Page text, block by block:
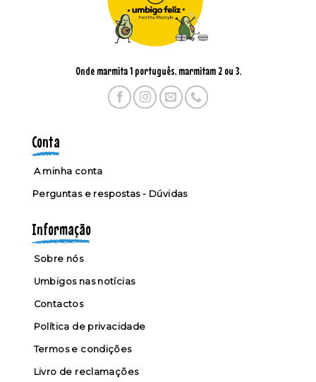
Onde marmita 1 português, marmitam 2 ou 3.
Conta
A minha conta
Perguntas e respostas - Dúvidas
Informação
Sobre nós
Umbigos nas notícias
Contactos
Política de privacidade
Termos e condições
Livro de reclamações